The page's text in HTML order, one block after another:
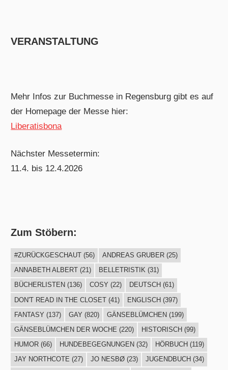
VERANSTALTUNG
Mehr Infos zur Buchmesse in Regensburg gibt es auf
der Homepage der Messe hier:
Liberatisbona
Nächster Messetermin:
11.4. bis 12.4.2026
Zum Stöbern:
#ZURÜCKGESCHAUT(56) ANDREAS GRUBER(25)
ANNABETH ALBERT(21) BELLETRISTIK(31)
BÜCHERLISTEN (136) COSY (22) DEUTSCH (61)
DON'T READ IN THE CLOSET(41) ENGLISCH(397)
FANTASY (137) GAY (820) GÄNSEBLÜMCHEN (199)
GÄNSEBLÜMCHEN DER WOCHE (220) HISTORISCH (99)
HUMOR(66) HUNDEBEGEGNUNGEN (32) HÖRBUCH (119)
JAY NORTHCOTE (27) JO NESBØ(23) JUGENDBUCH (34)